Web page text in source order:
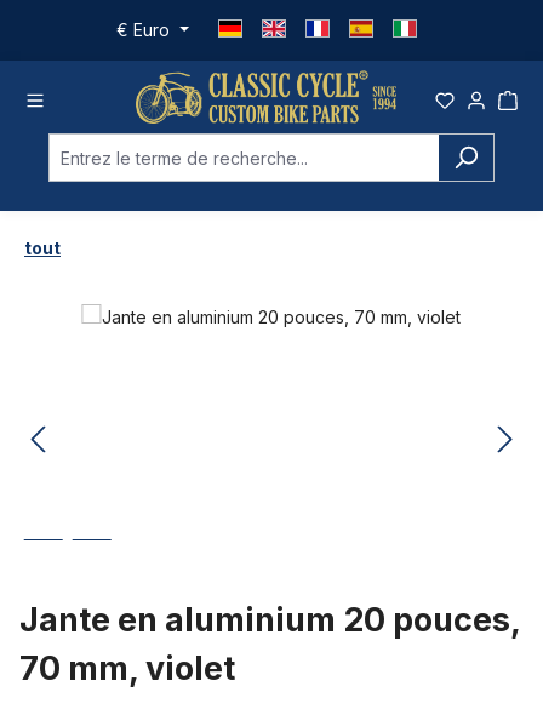
Passer au contenu principal
€ Euro
tout
Ignorer la galerie d'images
Jante en aluminium 20 pouces,
70 mm, violet